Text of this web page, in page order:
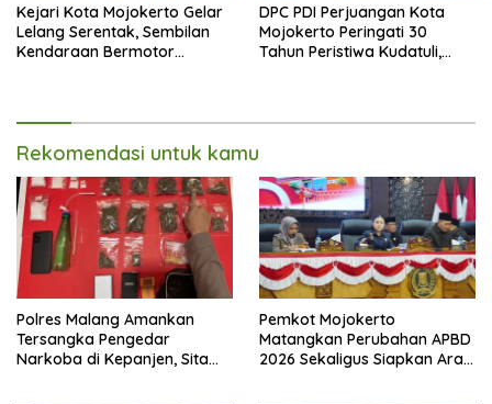
Kejari Kota Mojokerto Gelar
Lelang Serentak, Sembilan
Kendaraan Bermotor
DPC PDI Perjuangan Kota
Mojokerto Peringati 30
Tahun Peristiwa Kudatuli,
Rekomendasi untuk kamu
Polres Malang Amankan
Tersangka Pengedar
Narkoba di Kepanjen, Sita
Pemkot Mojokerto
Matangkan Perubahan APBD
2026 Sekaligus Siapkan Arah